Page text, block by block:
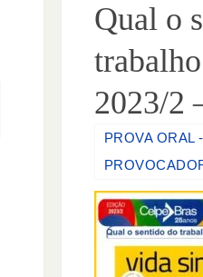
Qual o
2023/2
PROVA ORAL